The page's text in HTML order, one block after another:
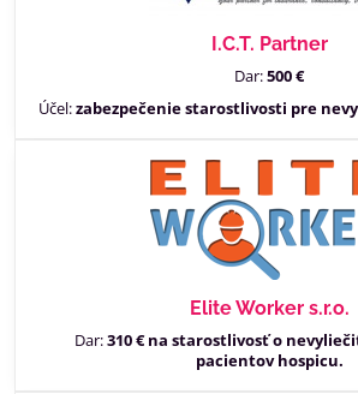
I.C.T. Partner
Dar:500 €
Účel:zabezpečenie starostlivosti pre
Elite Worker s.r.o.
Dar:310 € na starostlivosť o
pacientov hospicu.